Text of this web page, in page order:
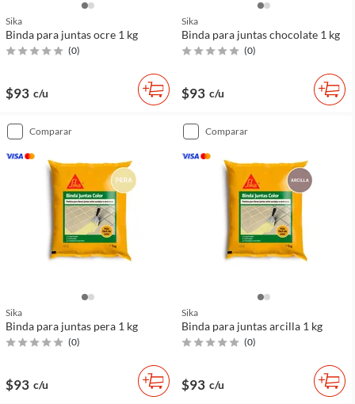
Sika
Binda para juntas ocre 1 kg
(0)
$93 c/u
Sika
Binda para juntas chocolate 1 kg
(0)
$93 c/u
comparar
Sika
Binda para juntas pera 1 kg
(0)
$93 c/u
comparar
Sika
Binda para juntas arcilla 1 kg
(0)
$93 c/u